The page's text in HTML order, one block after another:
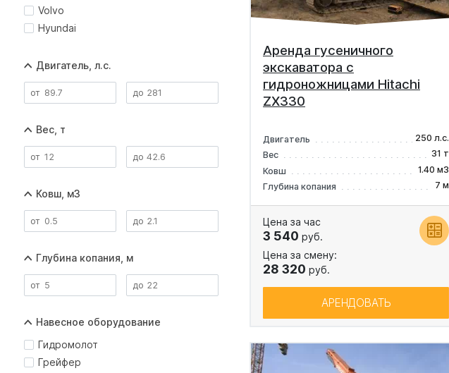
Volvo
Hyundai
Двигатель, л.с.
Вес, т
Ковш, м3
Глубина копания, м
Навесное оборудование
Гидромолот
Грейфер
Аренда гусеничного
экскаватора с
гидроножницами Hitachi
ZX330
Двигатель
250 л.с.
Вес
31 т
Ковш
1.40 м3
Глубина копания
7 м
Цена за час
3 540 руб.
Цена за смену:
28 320 руб.
АРЕНДОВАТЬ